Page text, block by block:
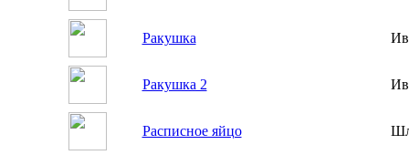
Ракушка
Ракушка 2
Расписное яйцо